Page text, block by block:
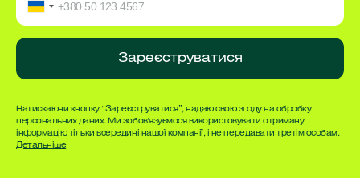
Зареєструватися
Натискаючи кнопку “Зареєструватися”, надаю свою згоду на обробку
персональних даних. Ми зобов'язуємося використовувати отриману
інформацію тільки всередині нашої компанії, і не передавати третім особам.
Детальніше